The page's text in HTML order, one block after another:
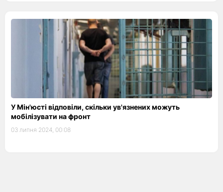
У Мін'юсті відповіли, скільки ув'язнених можуть
мобілізувати на фронт
03 липня 2024, 00:08